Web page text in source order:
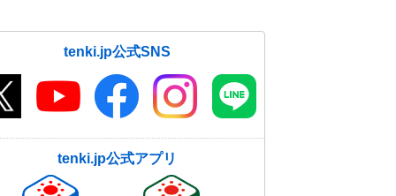
tenki.jp公式SNS
tenki.jp公式アプリ